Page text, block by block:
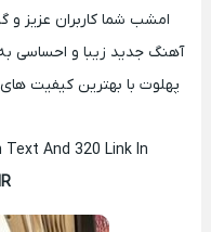
امشب شما کاربران عزیز و
آهنگ جدید زیبا و
پهلوت با بهترین کیفیت
And 320 Link In